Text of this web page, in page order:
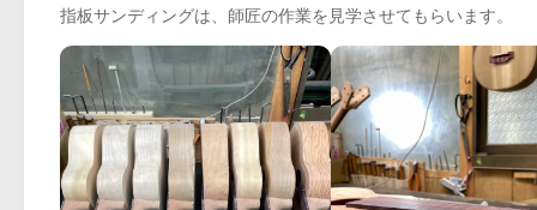
指板サンディングは、師匠の作業を見学させてもらいます。